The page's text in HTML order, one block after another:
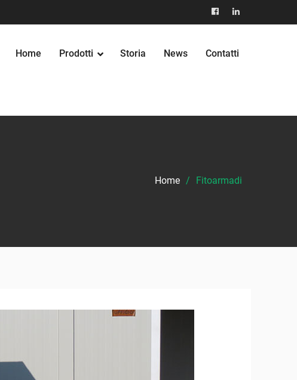
facebookLinkedin
Home Prodotti Storia News Contatti
Home Fitoarmadi